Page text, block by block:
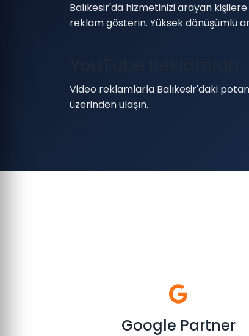
Balıkesir'da hizmetinizi arayan
reklam gösterin. Yüksek dönüşümlü
Video reklamlarla Balıkesir'daki
üzerinden ulaşın.
Google Partner